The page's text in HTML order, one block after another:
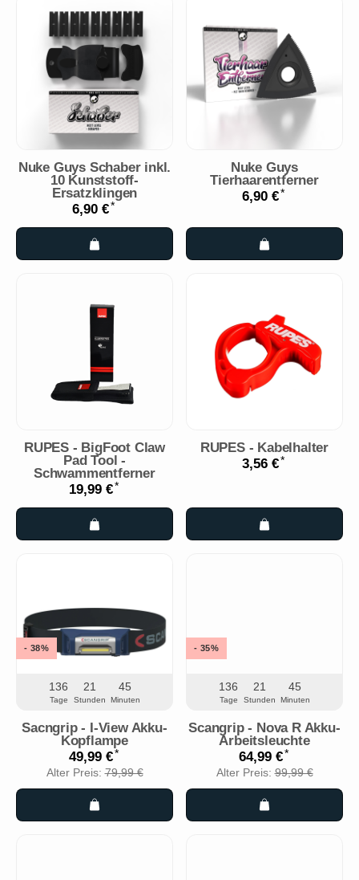
Nuke Guys Schaber inkl.
10 Kunststoff-
Ersatzklingen
6,90 €*
Nuke Guys
Tierhaarentferner
6,90 €*
RUPES - BigFoot Claw
Pad Tool -
Schwammentferner
19,99 €*
RUPES - Kabelhalter
3,56 €*
136
Tage
21
Stunden
45
Minuten
- 38%
Sacngrip - I-View Akku-
Kopflampe
49,99 €*
Alter Preis:79,99 €
136
Tage
21
Stunden
45
Minuten
- 35%
Scangrip - Nova R Akku-
Arbeitsleuchte
64,99 €*
Alter Preis:99,99 €